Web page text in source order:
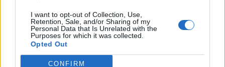
I want to opt-out of Collection, Use,
Retention, Sale, and/or Sharing of my
Personal Data that Is Unrelated with the
Purposes for which it was collected.
Opted Out
CONFIRM
Le psychologue insiste sur le fait que sortir de
l’isolement est une étape essentielle. Parler à un proche,
un ami ou un collègue permet d’obtenir un regard
extérieur et de ne pas rester seul face à son vécu. Cela